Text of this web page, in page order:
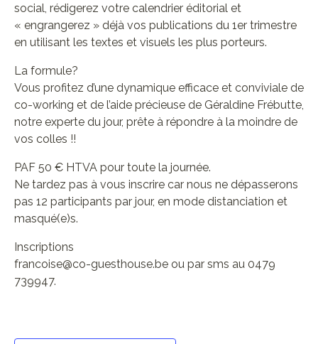
social, rédigerez votre calendrier éditorial et
« engrangerez » déjà vos publications du 1er trimestre
en utilisant les textes et visuels les plus porteurs.
La formule?
Vous profitez d’une dynamique efficace et conviviale de
co-working et de l’aide précieuse de Géraldine Frébutte,
notre experte du jour, prête à répondre à la moindre de
vos colles !!
PAF 50 € HTVA pour toute la journée.
Ne tardez pas à vous inscrire car nous ne dépasserons
pas 12 participants par jour, en mode distanciation et
masqué(e)s.
Inscriptions
francoise@co-guesthouse.be ou par sms au 0479
739947.